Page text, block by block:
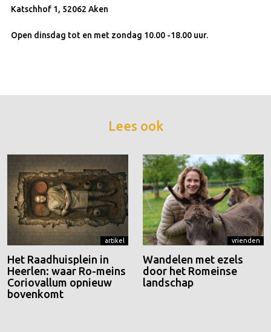
Katschhof 1, 52062 Aken
Open dinsdag tot en met zondag 10.00 -18.00 uur.
Lees ook
artikel
Het Raadhuisplein in
Heerlen: waar Ro-meins
Coriovallum opnieuw
bovenkomt
vrienden
Wandelen met ezels
door het Romeinse
landschap